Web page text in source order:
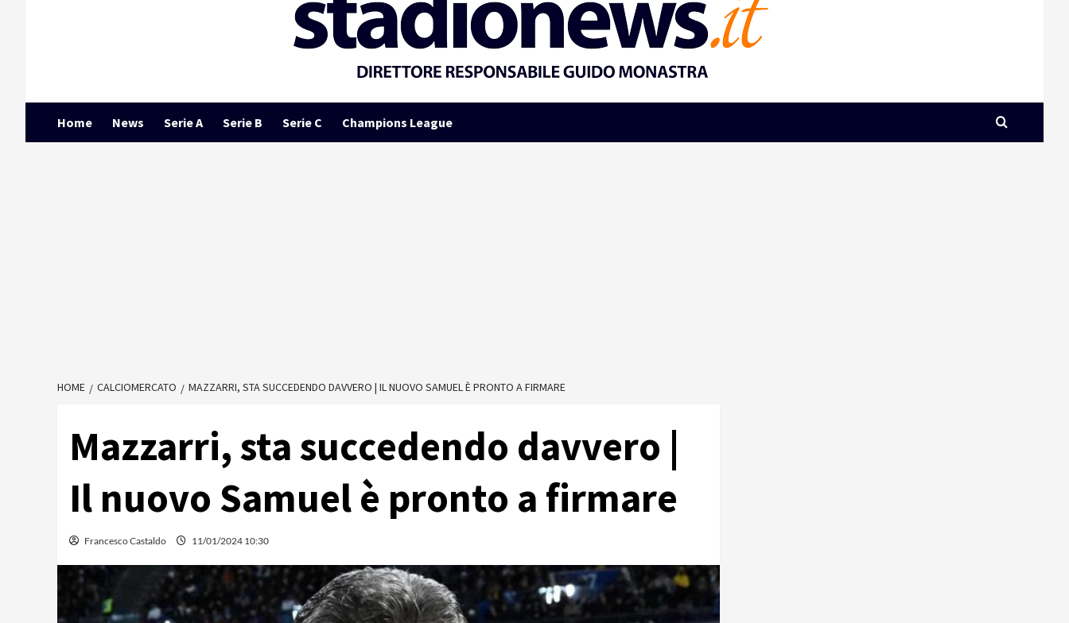
Home News Serie A Serie B Serie C Champions League
HOME CALCIOMERCATO MAZZARRI, STA SUCCEDENDO DAVVERO | IL NUOVO SAMUEL È PRONTO A FIRMARE
Mazzarri, sta succedendo davvero |
Il nuovo Samuel è pronto a firmare
Francesco Castaldo 11/01/2024 10:30